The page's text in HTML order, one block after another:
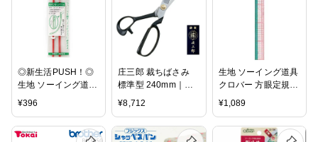
◎新生活PUSH！◎
生地 ソーイング道具
スピードひも通し
ル便可】| 裁縫道具
¥396
庄三郎 裁ちばさみ
標準型 240mm｜ハ
サミ はさみ 鋏 布用
布 裁ちバサミ 裁ち
布切ばさみ 布切バサ
¥8,712
生地 ソーイング道具
クロバー 方眼定規
50cm 25-052｜裁縫
道具｜製図用具｜ク
50cm｜布用｜柔軟
¥1,089